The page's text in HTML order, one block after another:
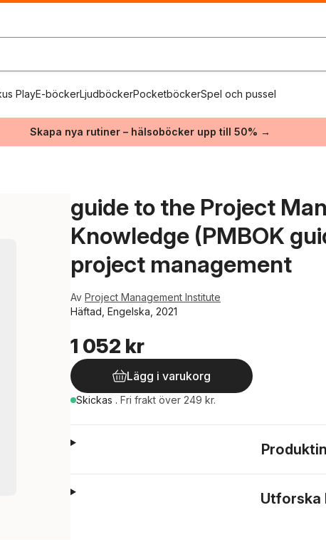
PlayE-böckerLjudböckerPocketböckerSpel och pussel
Skapa nya rutiner – hälsoböcker upp till 50% →
guide to the Project
Knowledge (PMBOK
project management
Av Project Management Institute
Häftad, Engelska, 2021
1 052 kr
Lägg i varukorg
Skickas . Fri frakt över 249 kr.
Utforska